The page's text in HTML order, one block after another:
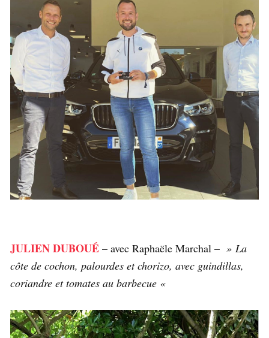
JULIEN DUBOUÉ – avec Raphaële Marchal – » La
côte de cochon, palourdes et chorizo, avec guindillas,
coriandre et tomates au barbecue «